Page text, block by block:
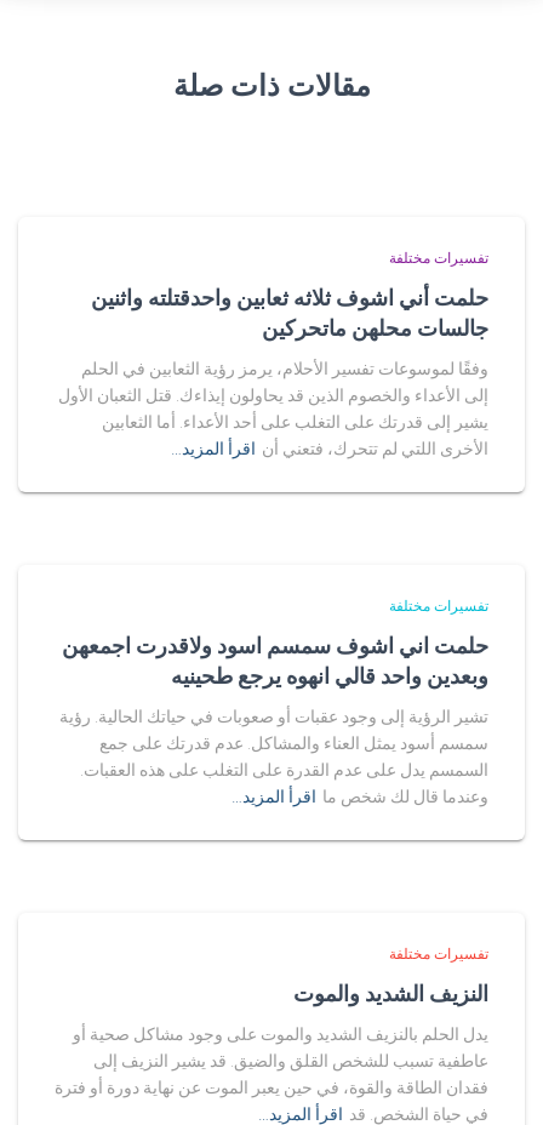
مقالات ذات صلة
تفسيرات مختلفة
حلمت أني اشوف ثلاثه ثعابين واحدقتلته واثنين
جالسات محلهن ماتحركين
وفقًا لموسوعات تفسير الأحلام، يرمز رؤية الثعابين في الحلم
إلى الأعداء والخصوم الذين قد يحاولون إيذاءك. قتل الثعبان الأول
يشير إلى قدرتك على التغلب على أحد الأعداء. أما الثعابين
الأخرى اللتي لم تتحرك، فتعني أن اقرأ المزيد…
تفسيرات مختلفة
حلمت اني اشوف سمسم اسود ولاقدرت اجمعهن
وبعدين واحد قالي انهوه يرجع طحينيه
تشير الرؤية إلى وجود عقبات أو صعوبات في حياتك الحالية. رؤية
سمسم أسود يمثل العناء والمشاكل. عدم قدرتك على جمع
السمسم يدل على عدم القدرة على التغلب على هذه العقبات.
وعندما قال لك شخص ما اقرأ المزيد…
تفسيرات مختلفة
النزيف الشديد والموت
يدل الحلم بالنزيف الشديد والموت على وجود مشاكل صحية أو
عاطفية تسبب للشخص القلق والضيق. قد يشير النزيف إلى
فقدان الطاقة والقوة، في حين يعبر الموت عن نهاية دورة أو فترة
في حياة الشخص. قد اقرأ المزيد…